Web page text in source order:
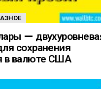
—
сохранения
в валюте США